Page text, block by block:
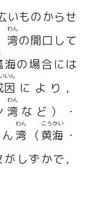
いものからせ
湾
わん
の開口して
海の場合には
因
いん
により，
湾
わん
など）・
湾
わん
（ 黄海
こうかい
・
がしずかで，